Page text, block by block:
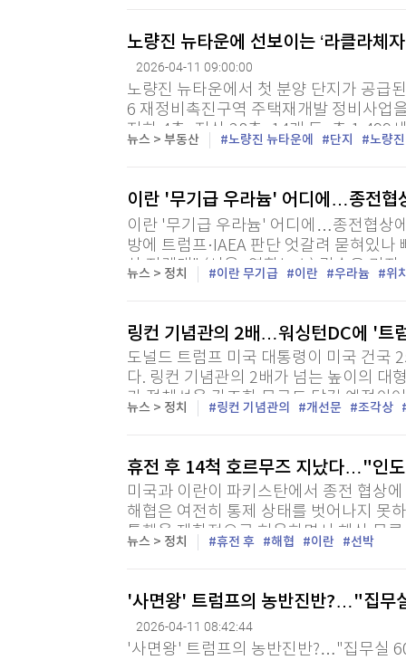
미네르바아카데미
스페셜강의
투자/재테크
부동산/세무
[할인50%] 한·미 투자 올인원 클래스
증권 데이터
특징주 뉴스
매매신호 (랭킹
투자분석
해외증시
노량진 뉴타운에 선보이는 ‘라클라체
2026-04-11 09:00:00
노량진 뉴타운에서 첫 분양 단지가 공급
6 재정비촉진구역 주택재개발 정비사업
지하 4층~지상 28층, 14개 동, 총 1,499
을 제외한 전용면적 59~106㎡ 369세대
뉴스 > 부동산 노량진 뉴타운에 단지 노량진
이란 '무기급 우라늄' 어디에…종전협
이란 '무기급 우라늄' 어디에…종전협상
방에 트럼프·IAEA 판단 엇갈려 묻혀있
상 지렛대" (서울=연합뉴스) 김승욱 기
파악해 회수 가능하다고 주장하고 있지
뉴스 > 정치 이란 무기급 이란 우라늄 위
링컨 기념관의 2배…워싱턴DC에 '트
도널드 트럼프 미국 대통령이 미국 건국
다. 링컨 기념관의 2배가 넘는 높이의 대
가 정체성을 강조한 문구도 담길 예정이
뉴스 > 정치 링컨 기념관의 개선문 조각상
휴전 후 14척 호르무즈 지났다…"인
미국과 이란이 파키스탄에서 종전 협상
해협은 여전히 통제 상태를 벗어나지 못
통행을 제한적으로 허용하면서 해상 물
영국 파이낸셜타임스(FT)에 따르면 휴전
뉴스 > 정치 휴전 후 해협 이란 선박
'사면왕' 트럼프의 농반진반?…"집무
2026-04-11 08:42:44
'사면왕' 트럼프의 농반진반?…"집무실